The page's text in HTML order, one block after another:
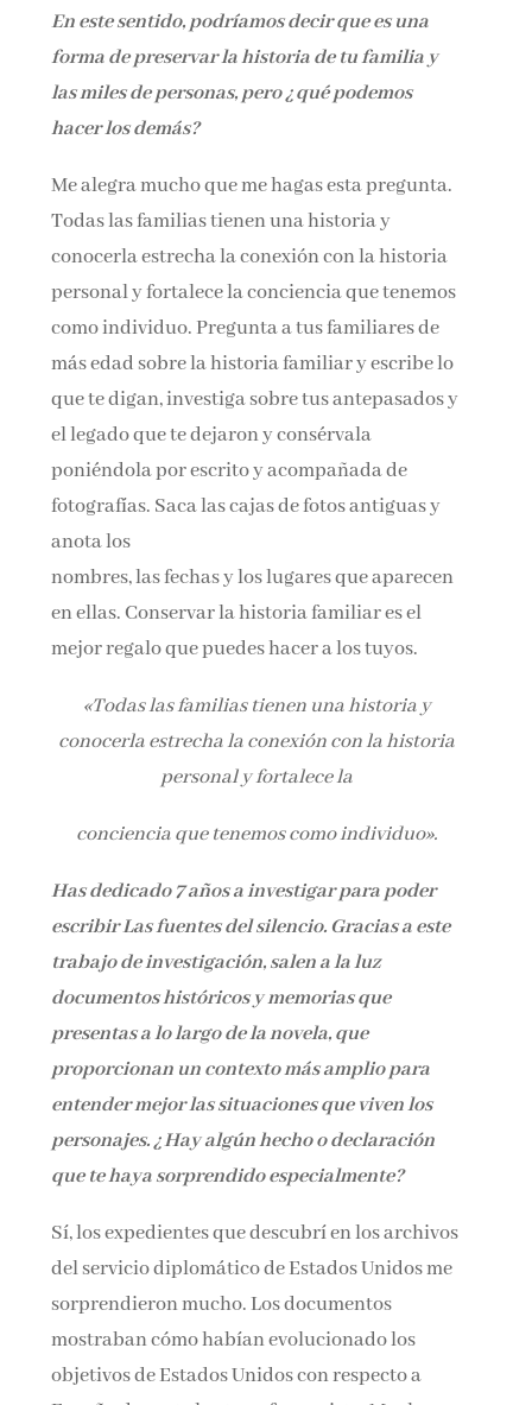
Eneste sentido, podríamos decir que es una
forma de preservarla historia de tu familia y
las miles de personas, pero ¿quépodemos
hacer los demás?
Me alegra mucho que me hagas esta pregunta.
Todas las familias tienen una historia y
conocerla estrecha la conexión con la historia
personal y fortalece la conciencia que tenemos
como individuo. Pregunta a tus familiares de
más edad sobre la historia familiar y escribe lo
que te digan, investiga sobre tus antepasados y
el legado que te dejaron y consérvala
poniéndola por escrito y acompañada de
fotografías. Saca las cajas de fotos antiguas y
anota los
nombres, las fechas y los lugares que aparecen
en ellas. Conservar la historia familiar es el
mejor regalo que puedes hacer a los tuyos.
«Todas las familias tienen una historia y
conocerla estrecha la conexión con la historia
personal y fortalece la
conciencia que tenemos como individuo».
Has dedicado 7 años a investigar para poder
escribir Las fuentes del silencio. Gracias a este
trabajo deinvestigación, salen a la luz
documentos históricos y memorias que
presentas a lo largo de la novela, que
proporcionan un contexto más amplio para
entender mejor las situaciones que viven los
personajes. ¿Hay algúnhecho o declaración
que te haya sorprendido especialmente?
Sí, los expedientes que descubrí en los archivos
del servicio diplomático de Estados Unidos me
sorprendieron mucho. Los documentos
mostraban cómo habían evolucionado los
objetivos de Estados Unidos con respecto a